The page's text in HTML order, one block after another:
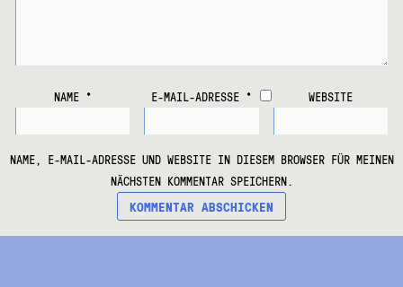
NAME * E-MAIL-ADRESSE * WEBSITE
NAME, E-MAIL-ADRESSE UND WEBSITE IN DIESEM BROWSER FÜR MEINEN
NÄCHSTEN KOMMENTAR SPEICHERN.